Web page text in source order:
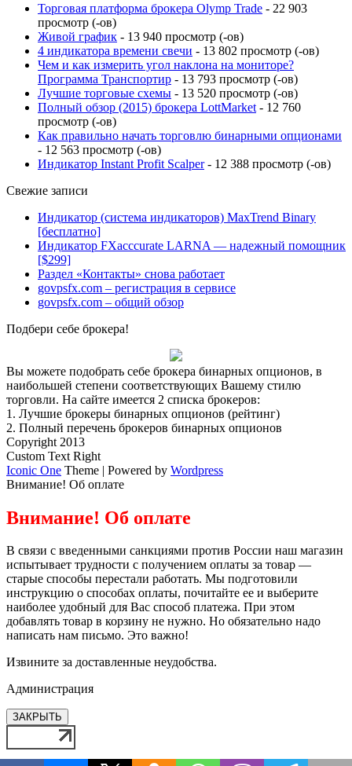
Торговая платформа брокера Olymp Trade - 22 903
просмотр (-ов)
Живой график - 13 940 просмотр (-ов)
4 индикатора времени свечи - 13 802 просмотр (-ов)
Чем и как измерить угол наклона на мониторе?
Программа Транспортир - 13 793 просмотр (-ов)
Лучшие торговые схемы - 13 520 просмотр (-ов)
Полный обзор (2015) брокера LottMarket - 12 760
просмотр (-ов)
Как правильно начать торговлю бинарными опционами
- 12 563 просмотр (-ов)
Индикатор Instant Profit Scalper- 12 388 просмотр (-ов)
Свежие записи
Индикатор (система индикаторов) MaxTrend Binary
[бесплатно]
Индикатор FXacccurate LARNA — надежный помощник
[$299]
Раздел «Контакты» снова работает
govpsfx.com – регистрация в сервисе
govpsfx.com – общий обзор
Подбери себе брокера!
Вы можете подобрать себе брокера бинарных опционов, в
наибольшей степени соответствующих Вашему стилю
торговли. На сайте имеется 2 списка брокеров:
1. Лучшие брокеры бинарных опционов (рейтинг)
2. Полный перечень брокеров бинарных опционов
Copyright 2013
Custom Text Right
Iconic One Theme | Powered by Wordpress
Внимание! Об оплате
Внимание! Об оплате
В связи с введенными санкциями против России наш магазин
испытывает трудности с получением оплаты за товар —
старые способы перестали работать. Мы подготовили
инструкцию о способах оплаты, почитайте ее и выберите
наиболее удобный для Вас способ платежа. При этом
добавлять товар в корзину не нужно. Но обязательно надо
написать нам письмо. Это важно!
Извините за доставленные неудобства.
Администрация
ЗАКРЫТЬ